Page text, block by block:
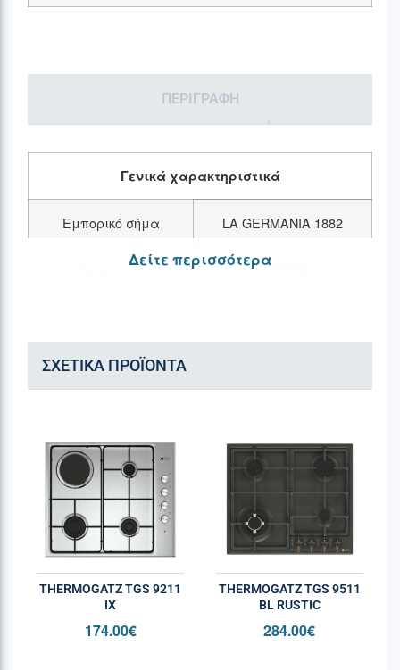
ΠΕΡΙΓΡΑΦΉ
Γενικά χαρακτηριστικά
Εμπορικό σήμα LA GERMANIA 1882
Οικογένεια
FUTURA
Αριθμός χώρων
μαγειρέματος
1
Αριθμός ζωνών
μαγειρέματος
Χειρισμός
Περιστρεφόμενοι
επιλογείς
Δείτε περισσότερα
ΣΧΕΤΙΚΆ ΠΡΟΪΌΝΤΑ
THERMOGATZ TGS 9211
IX
174.00€
THERMOGATZ TGS 9511
BL RUSTIC
284.00€